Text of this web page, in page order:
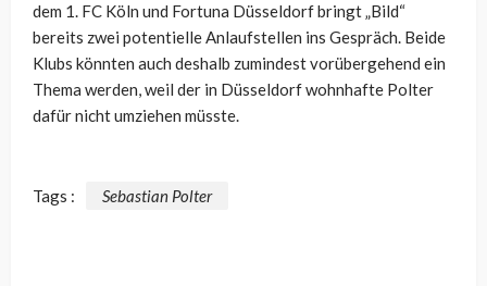
dem 1. FC Köln und Fortuna Düsseldorf bringt „Bild“
bereits zwei potentielle Anlaufstellen ins Gespräch. Beide
Klubs könnten auch deshalb zumindest vorübergehend ein
Thema werden, weil der in Düsseldorf wohnhafte Polter
dafür nicht umziehen müsste.
Tags : Sebastian Polter